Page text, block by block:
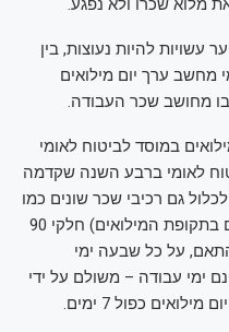
מלוא שכרו ולא נפגע.
עשויות להיות נעוצות, בין
מחשב ערך יום מילואים
מחושב שכר העבודה.
במוסד לביטוח לאומי
לאומי ברבע השנה שקדמה
גם רכיבי שכר שונים כמו
שעות נוספות שלא בהכרח משולמים בתקופת המילואים) חלקי 90
על כל שבעה ימי
ימי עבודה – משולם על ידי
כפול 7 ימים.